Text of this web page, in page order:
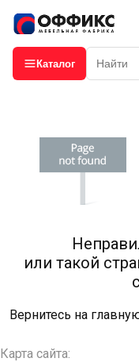
Каталог
или такой
Вернитесь на
Карта сайта: